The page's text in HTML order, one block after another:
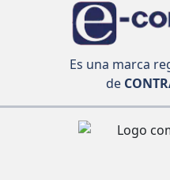
Es una marca
de